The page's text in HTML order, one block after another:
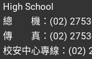
High School
總 機：(02)
傳 真：(02)
校安中心專線：(02)